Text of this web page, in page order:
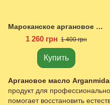
Мароканское аргановое масло 50 мл.
1 260 грн 1 400 грн
Купить
Аргановое масло
продукт для
помогает восстановить